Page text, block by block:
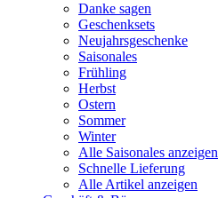
Danke sagen
Geschenksets
Neujahrsgeschenke
Saisonales
Frühling
Herbst
Ostern
Sommer
Winter
Alle Saisonales anzeigen
Schnelle Lieferung
Alle Artikel anzeigen